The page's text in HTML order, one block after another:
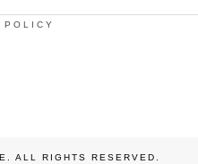
POLICY
ALL RIGHTS RESERVED.